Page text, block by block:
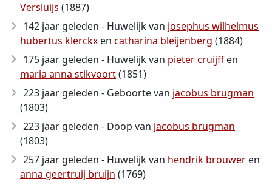
Versluijs (1887)
142 jaar geleden - Huwelijk van josephus wilhelmus
hubertus klerckx en catharina bleijenberg (1884)
175 jaar geleden - Huwelijk van pieter cruijffen
maria anna stikvoort(1851)
223 jaar geleden - Geboorte van jacobus brugman
(1803)
223 jaar geleden - Doop van jacobus brugman
(1803)
257 jaar geleden - Huwelijk van hendrik brouwer en
anna geertruij bruijn (1769)